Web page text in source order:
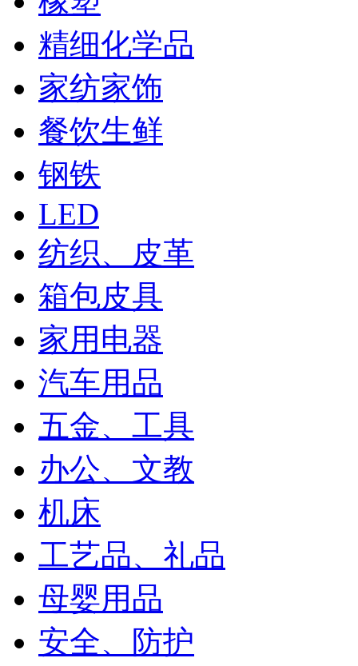
精细化学品
家纺家饰
餐饮生鲜
钢铁
LED
纺织、皮革
箱包皮具
家用电器
汽车用品
五金、工具
办公、文教
机床
工艺品、礼品
母婴用品
安全、防护